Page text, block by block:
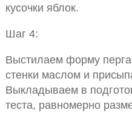
кусочки яблок.
Шаг 4:
Выстилаем форму
стенки маслом и
Выкладываем в
теста, равномерно